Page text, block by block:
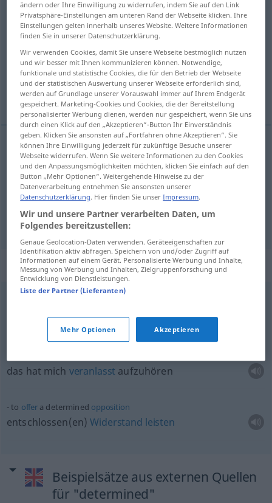
Übersicht aller Übersetzungen
(Für mehr Details die Übersetzung anklicken/antippen)
entschlossen, entschieden
bestimmt, festgelegt
entschlossen,entschieden determined resolute
bestimmt,festgelegt determinedestablished
Beispielsätze für "determined"
entschlossen
das hat mich veranlasst aufzuhören
to offer a determined opposition
entschlossen(en)Widerstand leisten
Beispielsätze aus externen Quellen
für "determined"
ändern oder Ihre Einwilligung zu widerrufen, indem Sie auf den Link
Privatsphäre-Einstellungen am unteren Rand der Webseite klicken. Ihre
Einstellungen gelten innerhalb unseres Website. Weitere Informationen
finden Sie in unserer Datenschutzerklärung.
Wir verwenden Cookies, damit Sie unsere Webseite bestmöglich nutzen
und wir besser mit Ihnen kommunizieren können. Notwendige,
funktionale und statistische Cookies, die für den Betrieb der Webseite
und der statistischen Auswertung unserer Webseite erforderlich sind,
werden auf Grundlage unserer Vorauswahl immer auf Ihrem Endgerät
gespeichert. Marketing-Cookies und Cookies, die der Bereitstellung
personalisierter Werbung dienen, werden nur gespeichert, wenn Sie uns
durch einen Klick auf den „Akzeptieren“-Button Ihr Einverständnis
geben. Klicken Sie ansonsten auf „Fortfahren ohne Akzeptieren“. Sie
können Ihre Einwilligung jederzeit für zukünftige Besuche unserer
Webseite widerrufen. Wenn Sie weitere Informationen zu den Cookies
und den Anpassungsmöglichkeiten möchten, klicken Sie einfach auf den
Button „Mehr Optionen“. Weitergehende Hinweise zu der
Datenverarbeitung entnehmen Sie ansonsten unserer
Datenschutzerklärung. Hier finden Sie unserImpressum.
Wir und unsere Partner verarbeiten Daten, um
Folgendes bereitzustellen:
Genaue Geolocation-Daten verwenden. Geräteeigenschaften zur
Identifikation aktiv abfragen. Speichern von und/oder Zugriff auf
Informationen auf einem Gerät. Personalisierte Werbung und Inhalte,
Messung von Werbung und Inhalten, Zielgruppenforschung und
Entwicklung von Dienstleistungen.
Liste der Partner (Lieferanten)
Mehr Optionen Akzeptieren